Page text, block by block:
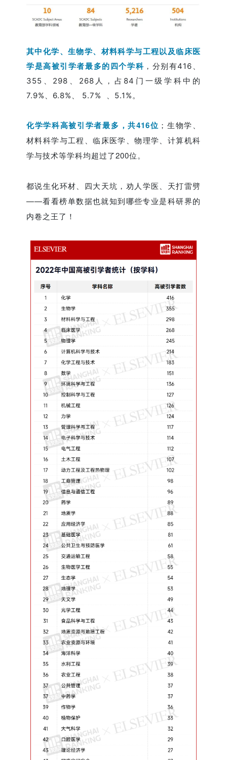
其中化学、生物学、材料科学与工程以及临床医
学是高被引学者最多的四个学科 ，分别有416、
355、298、268人，占84门一级学科中的
7.9%、6.8%、 5.7% 、5.1%。
化学学科高被引学者最多，共416位 ；生物学、
材料科学与工程、临床医学、物理学、计算机科
学与技术等学科均超过了200位。
都说生化环材、四大天坑，劝人学医、天打雷劈
——看看榜单数据也就知到哪些专业是科研界的
内卷之王了！